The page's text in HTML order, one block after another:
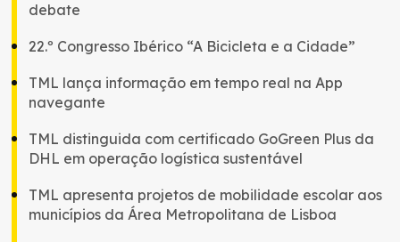
debate
22.º Congresso Ibérico “A Bicicleta e a Cidade”
TML lança informação em tempo real na App
navegante
TML distinguida com certificado GoGreen Plus da
DHL em operação logística sustentável
TML apresenta projetos de mobilidade escolar aos
municípios da Área Metropolitana de Lisboa